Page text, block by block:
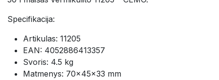
Specifikacija:
Artikulas: 11205
EAN: 4052886413357
Svoris: 4.5 kg
Matmenys: 70×45×33 mm